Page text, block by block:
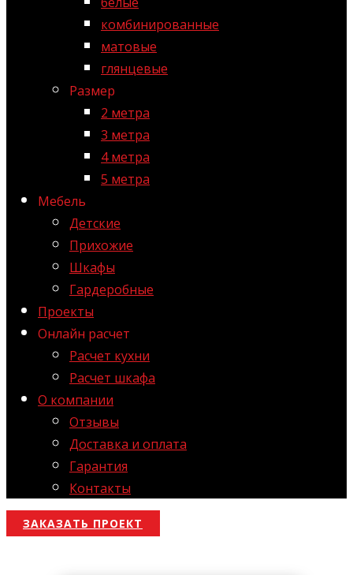
комбинированные
матовые
глянцевые
Размер
2 метра
3 метра
4 метра
5 метра
Мебель
Детские
Прихожие
Шкафы
Гардеробные
Проекты
Онлайн расчет
Расчет кухни
Расчет шкафа
О компании
Отзывы
Доставка и оплата
Гарантия
Контакты
ЗАКАЗАТЬ ПРОЕКТ